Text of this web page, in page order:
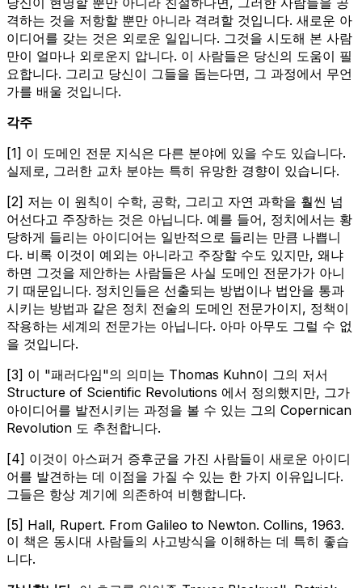
격하는 것을 저항할 뿐만 아니라 격려할 것입니다. 새로운 아
이디어를 갖는 것은 외로운 일입니다. 그것을 시도해 본 사람
만이 얼마나 외로운지 압니다. 이 사람들은 당신의 도움이 필
요합니다. 그리고 당신이 그들을 돕는다면, 그 과정에서 무언
가를 배울 것입니다.
각주
[1] 이 도메인 전문 지식은 다른 분야에 있을 수도 있습니다.
실제로, 그러한 교차 분야는 특히 유망한 경향이 있습니다.
[2] 저는 이 원칙이 수학, 공학, 그리고 자연 과학을 훨씬 넘
어선다고 주장하는 것은 아닙니다. 예를 들어, 정치에서는 황
당하게 들리는 아이디어는 일반적으로 들리는 만큼 나쁩니
다. 비록 이것이 예외는 아니라고 주장할 수도 있지만, 왜냐
하면 그것을 제안하는 사람들은 사실 도메인 전문가가 아니
기 때문입니다. 정치인들은 선출되는 방법이나 법안을 통과
시키는 방법과 같은 정치 전술의 도메인 전문가이지, 정책이
작용하는 세계의 전문가는 아닙니다. 아마 아무도 그럴 수 없
을 것입니다.
[3] 이 "패러다임"의 의미는 Thomas Kuhn이 그의 저서
Structure of Scientific Revolutions 에서 정의했지만, 그가
아이디어를 발전시키는 과정을 볼 수 있는 그의 Copernican
Revolution 도 추천합니다.
[4] 이것이 아스퍼거 증후군을 가진 사람들이 새로운 아이디
어를 발견하는 데 이점을 가질 수 있는 한 가지 이유입니다.
그들은 항상 계기에 의존하여 비행합니다.
[5] Hall, Rupert. From Galileo to Newton. Collins, 1963.
이 책은 동시대 사람들의 사고방식을 이해하는 데 특히 좋습
니다.